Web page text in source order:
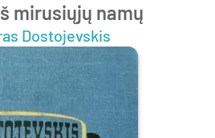
mirusiųjų namų
Dostojevskis